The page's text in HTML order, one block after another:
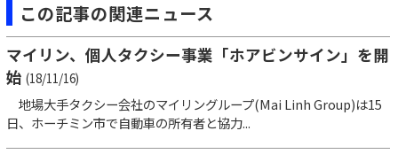
この記事の関連ニュース
マイリン、個人タクシー事業「ホアビンサイン」を開
始 (18/11/16)
地場大手タクシー会社のマイリングループ(Mai Linh Group)は15
日、ホーチミン市で自動車の所有者と協力...